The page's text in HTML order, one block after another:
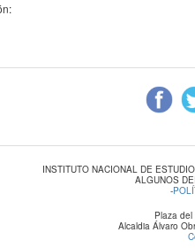
INSTITUTO NACIONAL DE
ALGUNOS
-
Plaza
Alcaldia Álvaro